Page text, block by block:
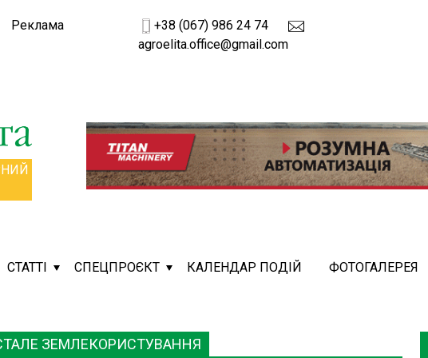
Реклама
+38 (067) 986 24 74
agroelita.office@gmail.com
СТАТТІ СПЕЦПРОЄКТ КАЛЕНДАР ПОДІЙ ФОТОГАЛЕРЕЯ
ЗЕМЛЕКОРИСТУВАННЯ